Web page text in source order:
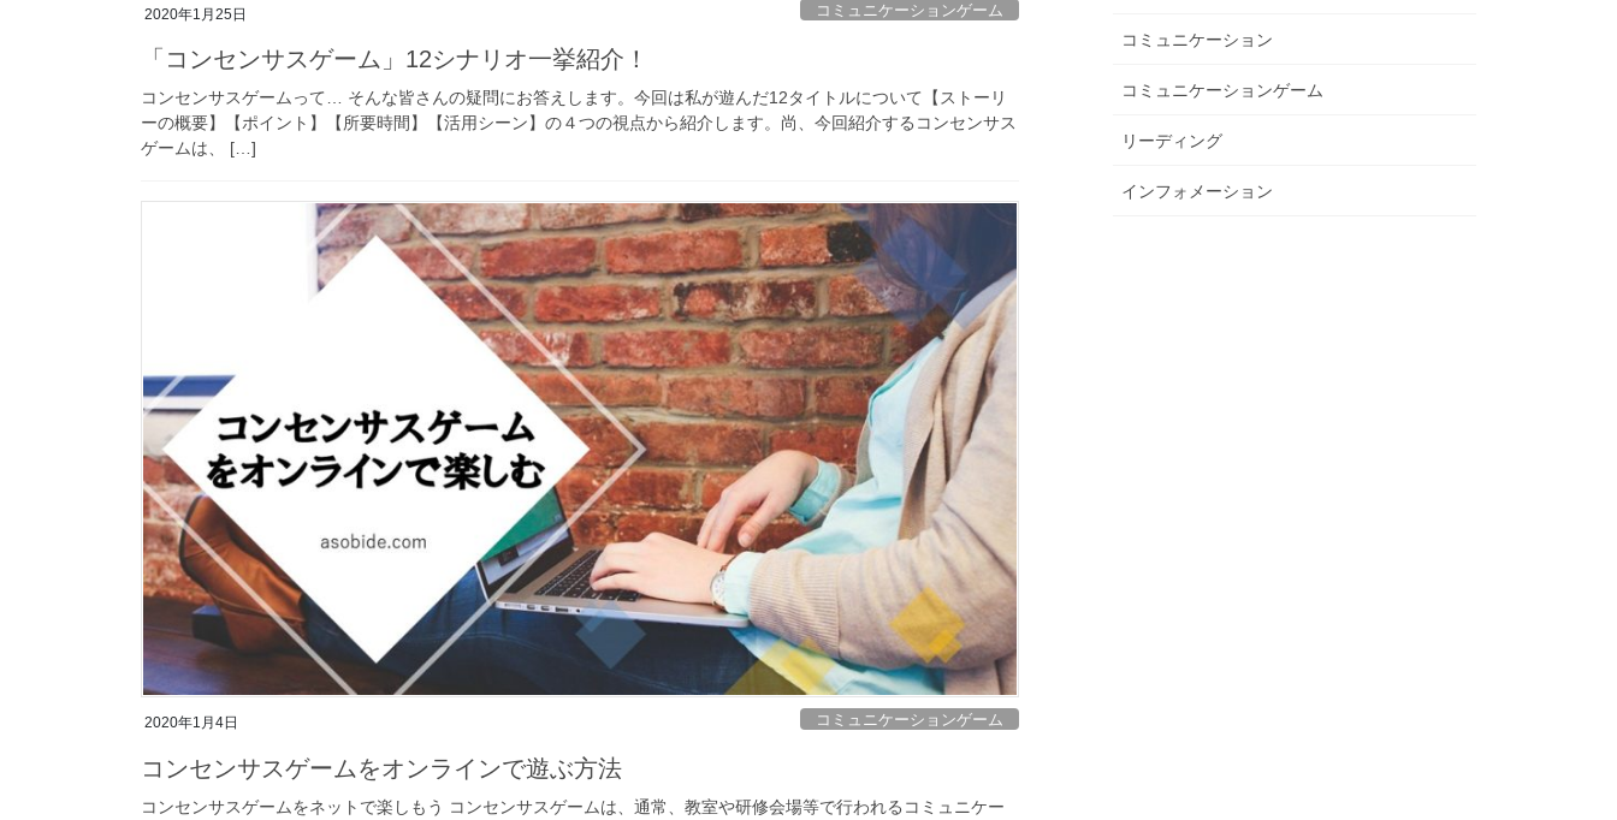
2020年1月25日 コミュニケーションゲーム
「コンセンサスゲーム」12シナリオ一挙紹介！
コンセンサスゲームって… そんな皆さんの疑問にお答えします。今回は私が遊んだ12タイトルについて【ストーリ
ーの概要】【ポイント】【所要時間】【活用シーン】の４つの視点から紹介します。尚、今回紹介するコンセンサス
ゲームは、 […]
2020年1月4日 コミュニケーションゲーム
コンセンサスゲームをオンラインで遊ぶ方法
コンセンサスゲームをネットで楽しもう コンセンサスゲームは、通常、教室や研修会場等で行われるコミュニケー
コミュニケーション
コミュニケーションゲーム
リーディング
インフォメーション